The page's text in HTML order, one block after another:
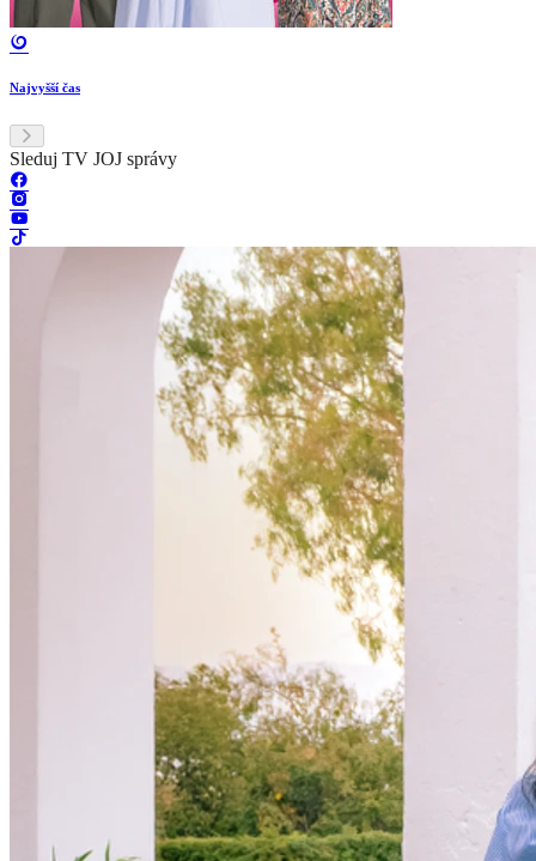
Najvyšší čas
Sleduj TV JOJ správy